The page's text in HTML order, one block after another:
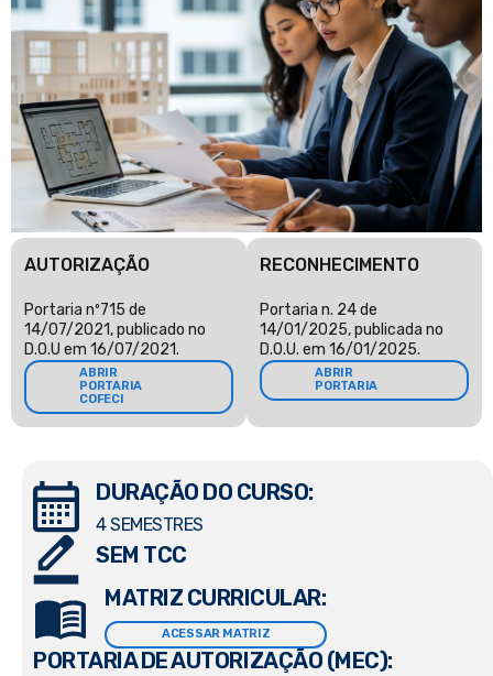
AUTORIZAÇÃO
Portaria nº715 de
14/07/2021, publicado no
D.O.U em 16/07/2021.
ABRIR
PORTARIA
COFECI
RECONHECIMENTO
Portaria n. 24 de
14/01/2025, publicada no
D.O.U. em 16/01/2025.
ABRIR
PORTARIA
DURAÇÃO DO CURSO:
4 SEMESTRES
SEM TCC
MATRIZ CURRICULAR:
ACESSAR MATRIZ
PORTARIA DE AUTORIZAÇÃO (MEC):